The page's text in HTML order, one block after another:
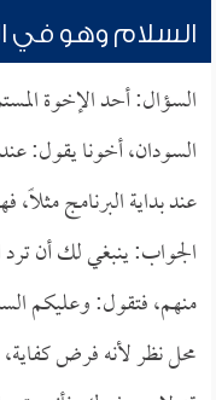
السلام وهو في
السؤال: أحد الإخوة
السودان، أخونا يقول:
عند بداية البرنامج
الجواب: ينبغي لك أن
منهم، فتقول: وعليكم
محل نظر لأنه فرض